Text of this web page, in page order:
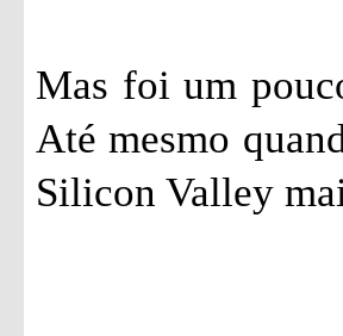
Mas foi um
Até mesmo
Silicon Valley